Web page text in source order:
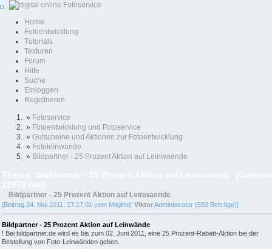
Home
Fotoentwicklung
Tutorials
Texturen
Forum
Hilfe
Suche
Einloggen
Registrieren
» Fotoservice
» Fotoentwicklung und Fotoservice
» Gutscheine und Aktionen zur Fotoentwicklung
» Fotoleinwände
» Bildpartner - 25 Prozent Aktion auf Leinwaende
Bildpartner - 25 Prozent Aktion auf Leinwaende
[Beitrag 24. Mai 2011, 17:17:01 vom Mitglied: ViktorAdministrator (592 Beiträge)]
Bildpartner - 25 Prozent Aktion auf Leinwände
! Bei bildpartner.de wird es bis zum 02. Juni 2011, eine 25 Prozent-Rabatt-Aktion bei der
Bestellung von Foto-Leinwänden geben.